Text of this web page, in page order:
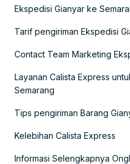
Ekspedisi Gianyar ke
Tarif pengiriman Ekspedisi
Contact Team Marketing
Layanan Calista Express
Semarang
Tips pengiriman Barang
Kelebihan Calista Express
Informasi Selengkapnya